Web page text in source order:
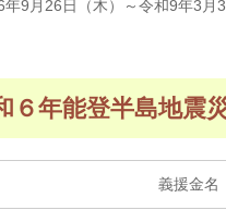
9月26日（木）～令和9年3月
６年能登半島地震
義援金名